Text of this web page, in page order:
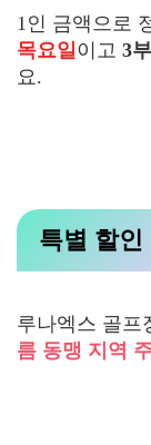
1인 금액으로
목요일이고 3
요.
특별 할인
루나엑스 골프
름 동맹 지역